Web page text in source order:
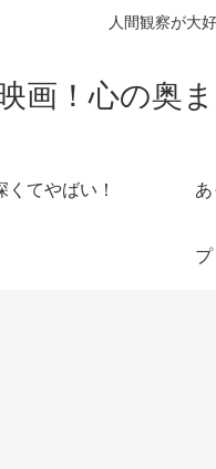
人間観察が大
画！心の奥
くてやばい！